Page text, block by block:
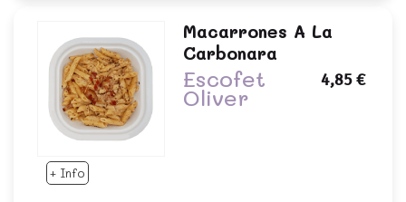
+ Info
Macarrones A La
Carbonara
Escofet
Oliver
4,85 €